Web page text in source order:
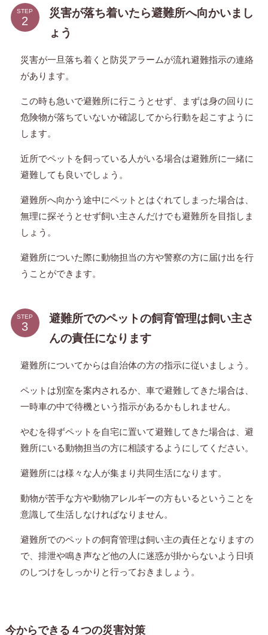
STEP
災害が落ち着いたら避難所へ向かいまし
ょう
災害が一旦落ち着くと防災アラームが流れ避難指示の連絡
があります。
この時も急いで避難所に行こうとせず、まずは身の回りに
危険物が落ちていないか確認してから行動を起こすように
します。
近所でペットを飼っている人がいる場合は避難所に一緒に
避難しても良いでしょう。
避難所へ向かう途中にペットとはぐれてしまった場合は、
無理に探そうとせず飼い主さんだけでも避難所を目指しま
しょう。
避難所についた際に動物担当の方や警察の方に届け出を行
うことができます。
STEP
避難所でのペットの飼育管理は飼い主さ
んの責任になります
避難所についてからは自治体の方の指示に従いましょう。
ペットは別室を案内されるか、車で避難してきた場合は、
一時車の中で待機という指示があるかもしれません。
やむを得ずペットを自宅に置いて避難してきた場合は、避
難所にいる動物担当の方に相談するようにしてください。
避難所には様々な人が集まり共同生活になります。
動物が苦手な方や動物アレルギーの方もいるということを
意識して生活しなければなりません。
避難所でのペットの飼育管理は飼い主の責任となりますの
で、排泄や鳴き声など他の人に迷惑が掛からないよう日頃
のしつけをしっかりと行っておきましょう。
今からできる４つの災害対策